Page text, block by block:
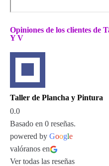
Opiniones de los clientes de
Y V
Taller de Plancha y Pintura
0.0
Basado en 0 reseñas.
powered by Google
valóranos en
Ver todas las reseñas